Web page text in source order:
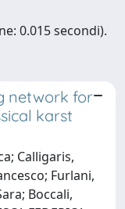
0.015 secondi).
network for
karst
Calligaris,
Furlani,
Boccali,